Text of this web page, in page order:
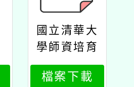
國立清華大
學師資培育
中心辦理偏
鄉教師跨域
檔案下載